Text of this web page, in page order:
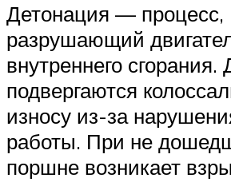
Детонация — процесс,
разрушающий
внутреннего сгорания.
подвергаются
износу из-за
работы. При не
поршне возникает